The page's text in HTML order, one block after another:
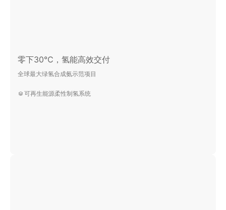
零下30℃，氢能高效交付
全球最大绿氢合成氨示范项目
可再生能源柔性制氢系统